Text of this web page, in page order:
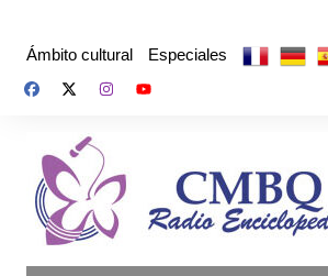
Ámbito cultural Especiales